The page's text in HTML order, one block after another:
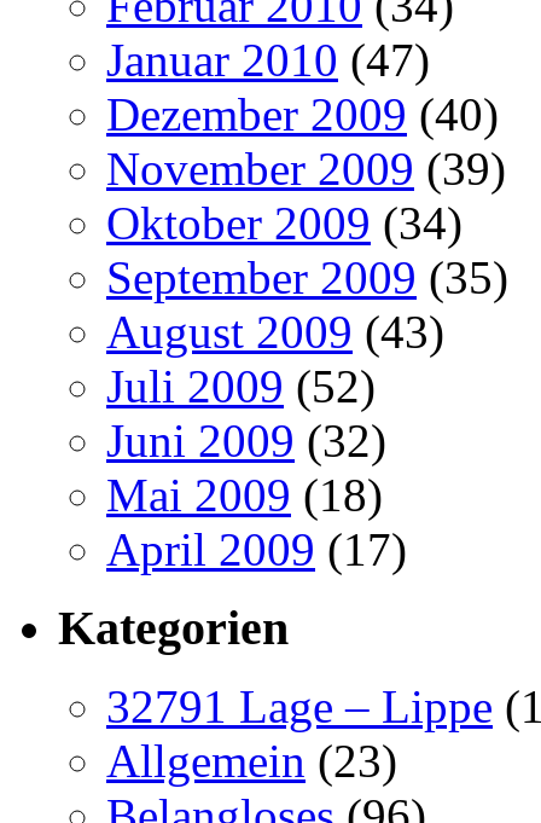
Januar 2010 (47)
Dezember 2009 (40)
November 2009 (39)
Oktober 2009 (34)
September 2009 (35)
August 2009 (43)
Juli 2009 (52)
Juni 2009 (32)
Mai 2009 (18)
April 2009 (17)
Kategorien
32791 Lage – Lippe
Allgemein (23)